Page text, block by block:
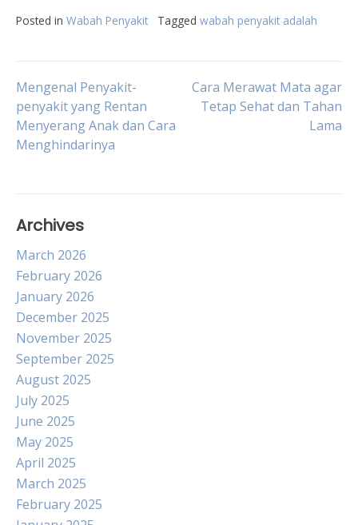
Posted in Wabah Penyakit Tagged wabah penyakit adalah
Post
navigation
Mengenal Penyakit-
penyakit yang Rentan
Menyerang Anak dan Cara
Menghindarinya
Cara Merawat Mata agar
Tetap Sehat dan Tahan
Lama
Archives
March 2026
February 2026
January 2026
December 2025
November 2025
September 2025
August 2025
July 2025
June 2025
May 2025
April 2025
March 2025
February 2025